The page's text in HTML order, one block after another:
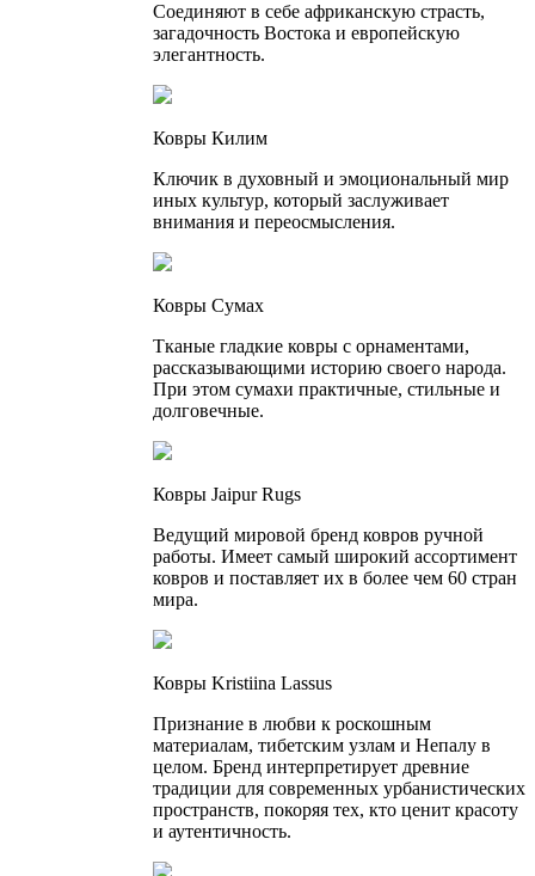
Соединяют в себе африканскую страсть,
загадочность Востока и европейскую
элегантность.
Ковры Килим
Ключик в духовный и эмоциональный мир
иных культур, который заслуживает
внимания и переосмысления.
Ковры Сумах
Тканые гладкие ковры с орнаментами,
рассказывающими историю своего народа.
При этом сумахи практичные, стильные и
долговечные.
Ковры Jaipur Rugs
Ведущий мировой бренд ковров ручной
работы. Имеет самый широкий ассортимент
ковров и поставляет их в более чем 60 стран
мира.
Ковры Kristiina Lassus
Признание в любви к роскошным
материалам, тибетским узлам и Непалу в
целом. Бренд интерпретирует древние
традиции для современных урбанистических
пространств, покоряя тех, кто ценит красоту
и аутентичность.